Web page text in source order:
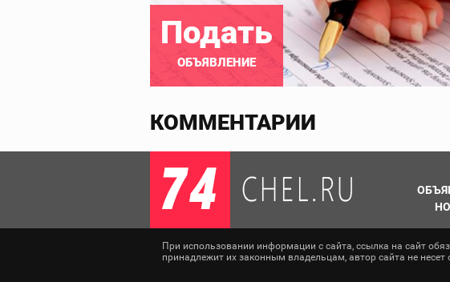
Подать
ОБЪЯВЛЕНИЕ
КОММЕНТАРИИ
При использовании информации с сайта, ссылка на сайт
принадлежит их законным владельцам, автор сайта не несет